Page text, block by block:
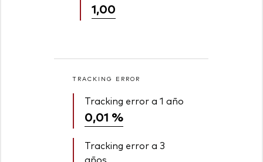
1,00
TRACKING ERROR
Tracking error a 1 año
0,01 %
Tracking error a 3
años